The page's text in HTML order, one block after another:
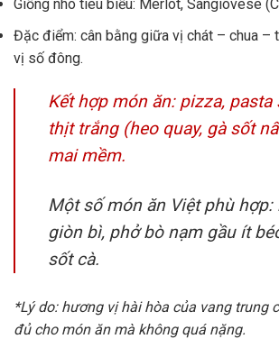
Giống nho tiêu biểu: Merlot, Sangiovese
Đặc điểm: cân bằng giữa vị chát – chua –
vị số đông.
Kết hợp món ăn: pizza, pasta
thịt trắng (heo quay, gà sốt
mai mềm.
Một số món ăn Việt phù hợp:
giòn bì, phở bò nạm gầu ít
sốt cà.
*Lý do: hương vị hài hòa của vang trung
đủ cho món ăn mà không quá nặng.